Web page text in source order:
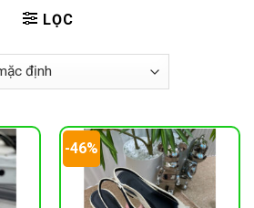
LỌC
-46%